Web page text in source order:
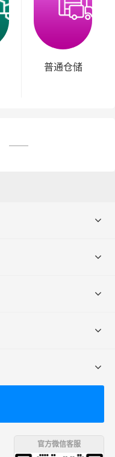
普通仓储
官方微信客服